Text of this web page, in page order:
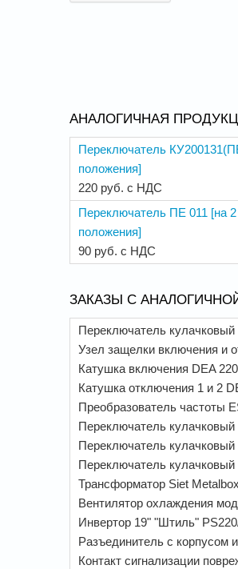
АНАЛОГИЧНАЯ
Переключатель
положения]
220 руб. с НДС
Переключатель ПЕ 011 [на 2
положения]
90 руб. с НДС
ЗАКАЗЫ С
Переключатель
Узел защелки включения и
Катушка включения DEA
Катушка отключения 1 и 2
Преобразователь частоты
Переключатель
Переключатель
Переключатель
Трансформатор Siet
Вентилятор охлаждения
Инвертор 19" "Штиль"
Разъединитель с корпусом
Контакт сигнализации